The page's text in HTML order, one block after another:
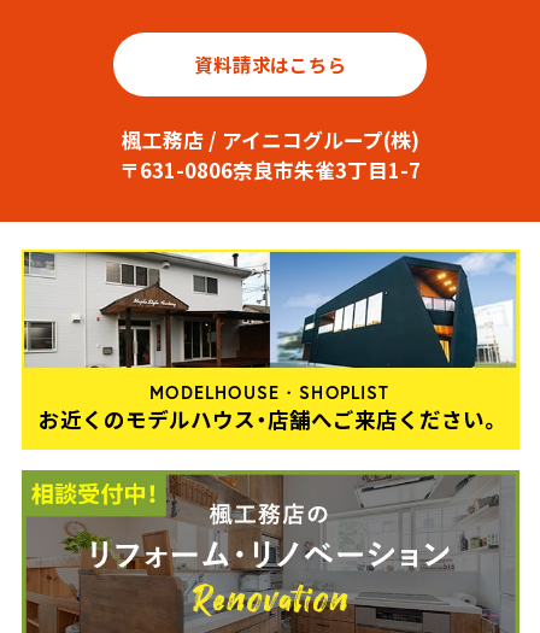
資料請求はこちら
楓工務店 / アイニコグループ(株)
〒631-0806奈良市朱雀3丁目1-7
MODELHOUSE・SHOPLIST
お近くのモデルハウス・店舗へご来店ください。